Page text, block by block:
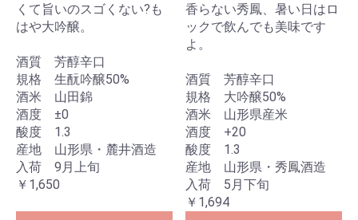
くて旨いのスゴくない?も
はや大吟醸。
酒質 芳醇辛口
規格 生酛吟醸50%
酒米 山田錦
酒度 ±0
酸度 1.3
産地 山形県・麓井酒造
入荷 9月上旬
￥1,650
香らない秀鳳、暑い日はロ
ックで飲んでも美味です
よ。
酒質 芳醇辛口
規格 大吟醸50%
酒米 山形県産米
酒度 +20
酸度 1.3
産地 山形県・秀鳳酒造
入荷 5月下旬
￥1,694